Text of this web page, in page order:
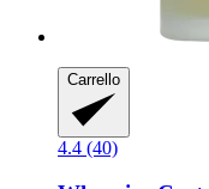
Carrello
4.4 (40)